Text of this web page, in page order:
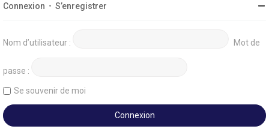
Connexion • S’enregistrer
Nom d’utilisateur : Mot de
passe :
Se souvenir de moi